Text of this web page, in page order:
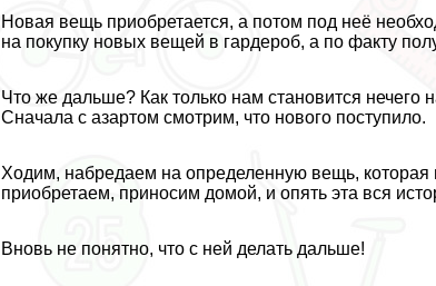
Новая вещь приобретается, а потом под неё
на покупку новых вещей в гардероб, а по факту
Что же дальше? Как только нам становится
Сначала с азapтом смотрим, что нового поступило.
Ходим, набредаем на определенную вещь,
приобретаем, приносим домой, и опять эта вся
Вновь не понятно, что с ней делать дальше!